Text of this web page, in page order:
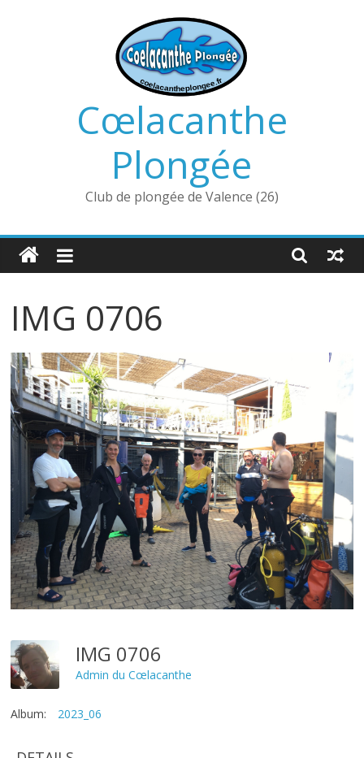
Cœlacanthe
Plongée
Club de plongée de Valence (26)
IMG 0706
IMG 0706
Admin du Cœlacanthe
Album: 2023_06